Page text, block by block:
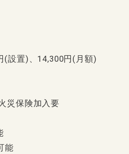
(設置)、14,300円(月額)
災保険加入要
能